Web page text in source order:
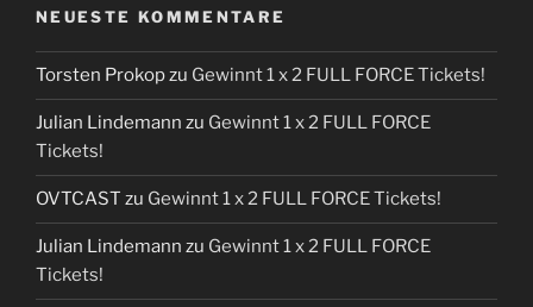
NEUESTE KOMMENTARE
Torsten Prokopzu Gewinnt 1 x 2 FULL FORCE Tickets!
Julian Lindemann zu Gewinnt 1 x 2 FULL FORCE
Tickets!
OVTCAST zu Gewinnt 1 x 2 FULL FORCE Tickets!
Julian Lindemann zu Gewinnt 1 x 2 FULL FORCE
Tickets!